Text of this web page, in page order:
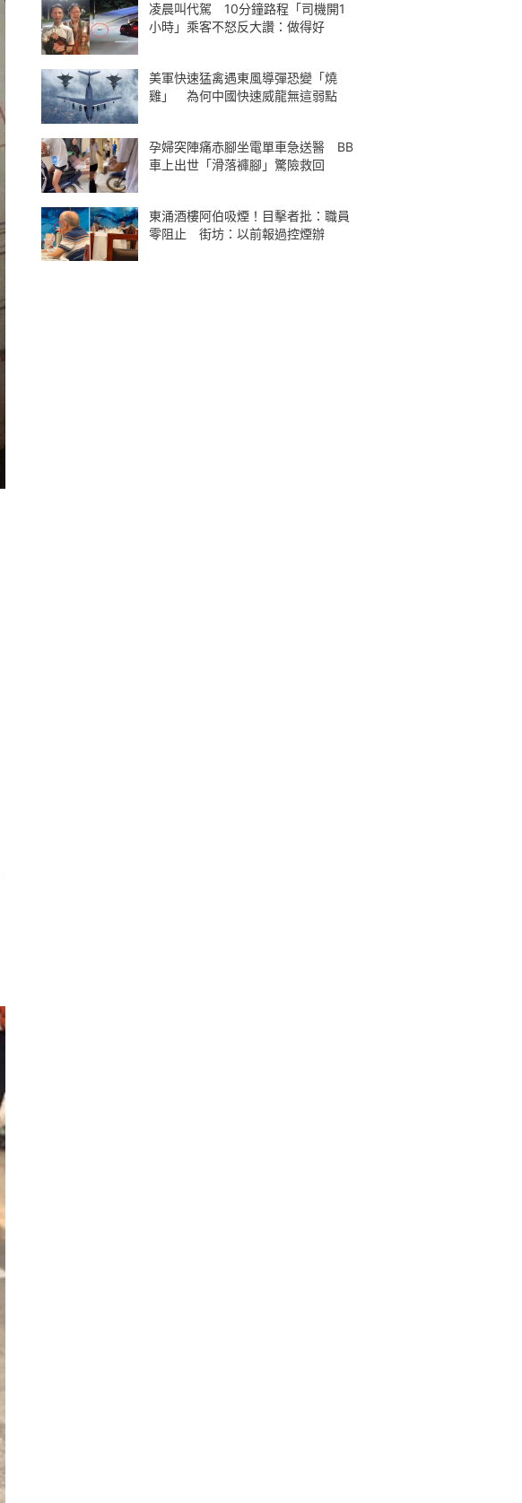
凌晨叫代駕 10分鐘路程「司機開1
小時」乘客不怒反大讚：做得好
美軍快速猛禽遇東風導彈恐變「燒
雞」 為何中國快速威龍無這弱點
孕婦突陣痛赤腳坐電單車急送醫 BB
車上出世「滑落褲腳」驚險救回
東涌酒樓阿伯吸煙！目擊者批：職員
零阻止 街坊：以前報過控煙辦